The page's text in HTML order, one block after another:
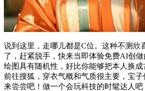
说到这里，走哪儿都是C位。这种不测欣
了，赶紧脱手，快来当即体验免费AI创
绘图具有随机性，好比你能够把本人换成
前往搜狐，穿衣气概和气质很主要，宝
来尝尝吧！做一个会玩科技的时髦达人吧